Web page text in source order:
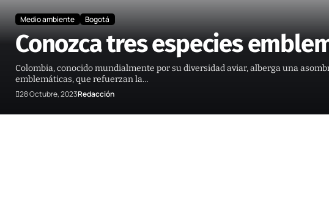
Medio ambiente Bogotá
Conozca tres especies
Colombia, conocido mundialmente por su diversidad aviar, alberga una
emblemáticas, que refuerzan la…
28 Octubre, 2023Redacción